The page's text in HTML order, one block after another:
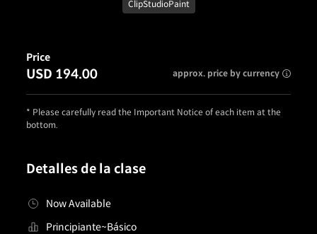
ClipStudioPaint
Detalles de la clase
Now Available
Principiante~Básico
Price
USD 194.00 approx. price by currency
* Please carefully read the Important Notice of each item at the
bottom.